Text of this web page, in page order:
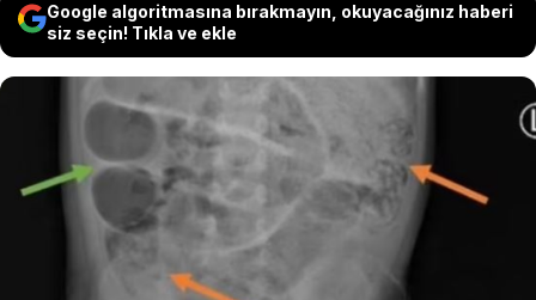
Google algoritmasına bırakmayın, okuyacağınız haberi
siz seçin! Tıkla ve ekle
Karın ağrısı yaşayan çocuk solucan
kusmaya başladı. Hastaneye kaldırılan
çocuğun bağırsaklarının tıkandığı
ortaya çıktı.